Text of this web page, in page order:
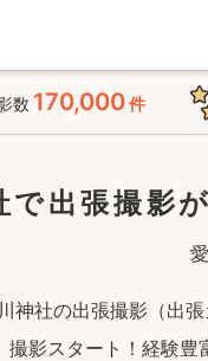
数 170,000件
で出張撮影
神社の出張撮影（出
影スタート！経験